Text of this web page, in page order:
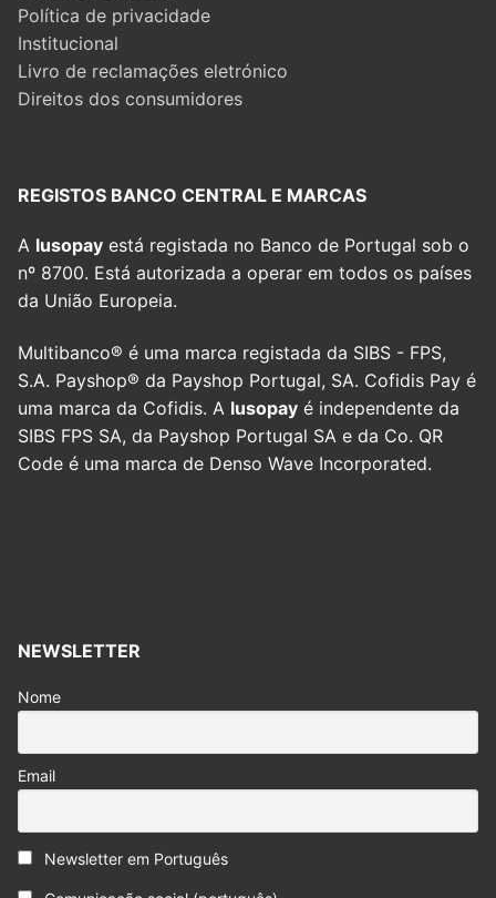
Política de privacidade
Institucional
Livro de reclamações eletrónico
Direitos dos consumidores
REGISTOS BANCO CENTRAL E MARCAS
A lusopay está registada no Banco de Portugal sob o
nº 8700. Está autorizada a operar em todos os países
da União Europeia.
Multibanco® é uma marca registada da SIBS - FPS,
S.A. Payshop® da Payshop Portugal, SA. Cofidis Pay é
uma marca da Cofidis. A lusopay é independente da
SIBS FPS SA, da Payshop Portugal SA e da Co. QR
Code é uma marca de Denso Wave Incorporated.
NEWSLETTER
Nome
Email
Newsletter em Português